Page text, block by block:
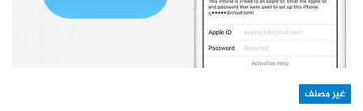
غير مصنف